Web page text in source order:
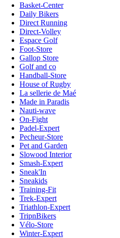
Basket-Center
Daily Bikers
Direct Running
Direct-Volley
Espace Golf
Foot-Store
Gallop Store
Golf and co
Handball-Store
House of Rugby
La sellerie de Maé
Made in Paradis
Nauti-wave
On-Fight
Padel-Expert
Pecheur-Store
Pet and Garden
Slowood Interior
Smash-Expert
Sneak'In
Sneakids
Training-Fit
Trek-Expert
Triathlon-Expert
TripnBikers
Vélo-Store
Winter-Expert